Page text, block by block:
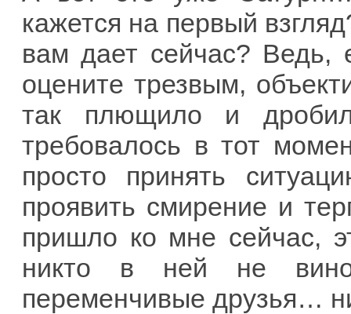
кажется на первый
вам дает сейчас? Ведь,
оцените трезвым,
так плющило и
требовалось в тот
просто принять
проявить смирение и
пришло ко мне сейчас,
никто в ней не
переменчивые друзья…